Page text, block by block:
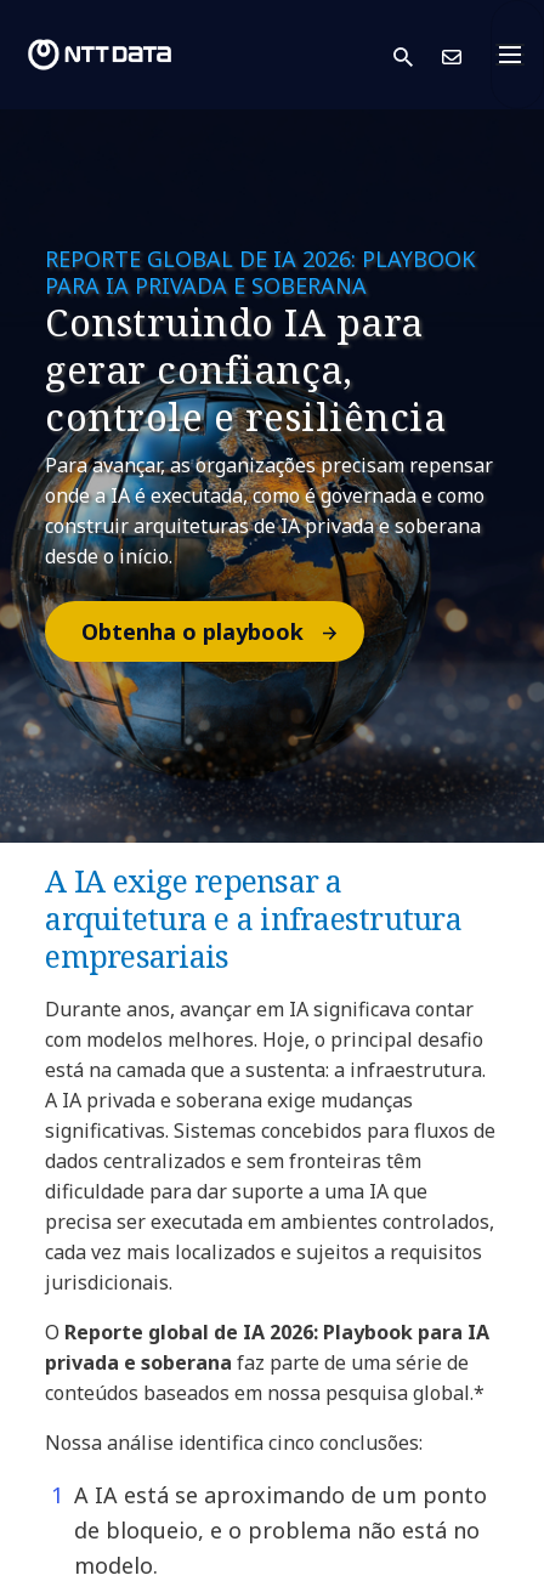
search
REPORTE GLOBAL DE IA 2026: PLAYBOOK
PARA IA PRIVADA E SOBERANA
Construindo IA para
gerar confiança,
controle e resiliência
Para avançar, as organizações precisam repensar
onde a IA é executada, como é governada e como
construir arquiteturas de IA privada e soberana
desde o início.
Obtenha o playbook
A IA exige repensar a
arquitetura e a infraestrutura
empresariais
Durante anos, avançar em IA significava contar
com modelos melhores. Hoje, o principal desafio
está na camada que a sustenta: a infraestrutura.
A IA privada e soberana exige mudanças
significativas. Sistemas concebidos para fluxos de
dados centralizados e sem fronteiras têm
dificuldade para dar suporte a uma IA que
precisa ser executada em ambientes controlados,
cada vez mais localizados e sujeitos a requisitos
jurisdicionais.
O Reporte global de IA 2026: Playbook para IA
privada e soberana faz parte de uma série de
conteúdos baseados em nossa pesquisa global.*
Nossa análise identifica cinco conclusões:
A IA está se aproximando de um ponto
de bloqueio, e o problema não está no
modelo.